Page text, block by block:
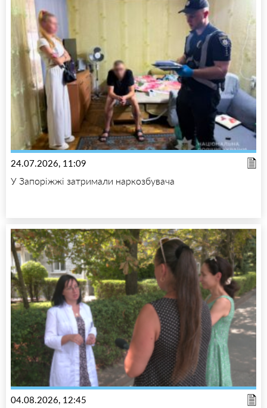
24.07.2026, 11:09
У Запоріжжі затримали наркозбувача
04.08.2026, 12:45